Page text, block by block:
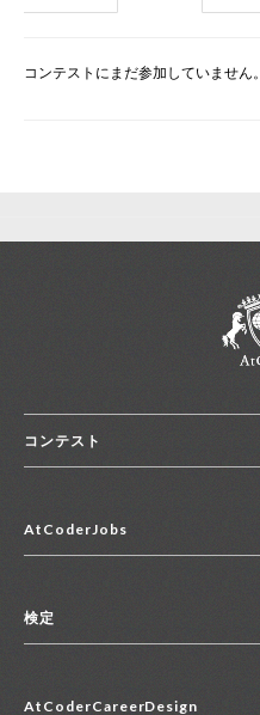
JP
コンテストにまだ参加していません。
コンテスト
コンテスト一覧
便利リンク集
AtCoderJobs
2027年新卒採用求人一覧
中途採用求人一覧
検定
AtCoderCareerDesign